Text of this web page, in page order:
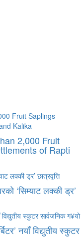
2,000 Fruit
of Rapti
‘सिम्याट लक्की ड्र’
नयाँ विद्युतीय स्कुटर